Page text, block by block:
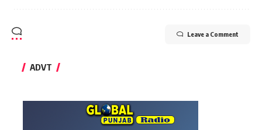
Leave a Comment
ADVT